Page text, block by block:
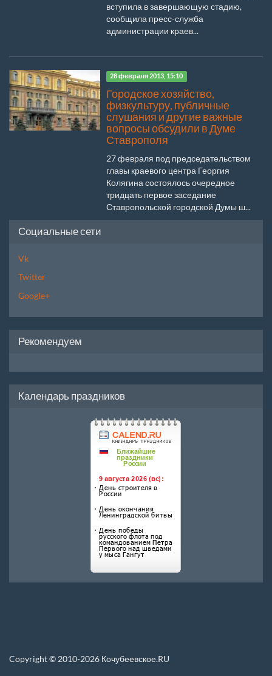
вступила в завершающую стадию,
сообщила пресс-служба
администрации краев...
28 февраля 2013, 15:10
Городское хозяйство,
физкультуру, публичные
слушания и другие важные
вопросы обсудили в Думе
Ставрополя
27 февраля под председательством
главы краевого центра Георгия
Колягина состоялось очередное
тридцать первое заседание
Ставропольской городской Думы ш...
Социальные сети
Vk
Twitter
Google+
Рекомендуем
Календарь праздников
Copyright © 2010-2026 Кочубеевское.RU